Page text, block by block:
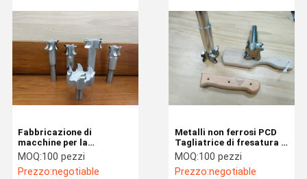
Fabbricazione di
macchine per la
lavorazione del rame
MOQ:100 pezzi
Prezzo:negotiable
Metalli non ferrosi PCD
Tagliatrice di fresatura 3
pollici Lunghezza
complessiva Per
l'industria aerospaziale
MOQ:100 pezzi
Prezzo:negotiable